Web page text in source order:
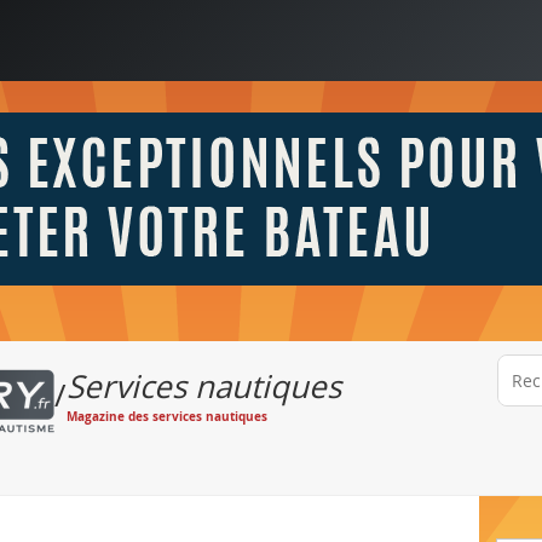
/Services nautiques
Magazine des services nautiques